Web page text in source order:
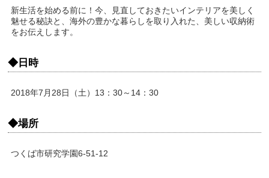
新生活を始める前に！今、見直しておきたいインテリアを美しく
魅せる秘訣と、海外の豊かな暮らしを取り入れた、美しい収納術
をお伝えします。
◆日時
2018年7月28日（土）13：30～14：30
◆場所
つくば市研究学園6-51-12